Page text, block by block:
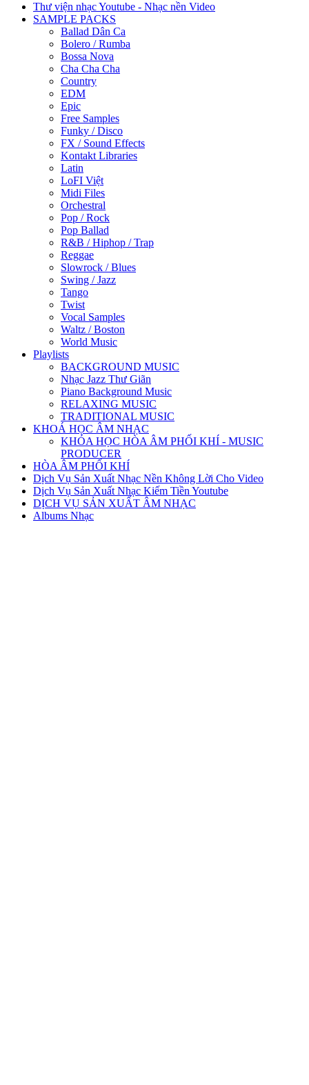
Thư viện nhạc Youtube - Nhạc nền Video
SAMPLE PACKS
Ballad Dân Ca
Bolero / Rumba
Bossa Nova
Cha Cha Cha
Country
EDM
Epic
Free Samples
Funky / Disco
FX / Sound Effects
Kontakt Libraries
Latin
LoFI Việt
Midi Files
Orchestral
Pop / Rock
Pop Ballad
R&B / Hiphop / Trap
Reggae
Slowrock / Blues
Swing / Jazz
Tango
Twist
Vocal Samples
Waltz / Boston
World Music
Playlists
BACKGROUND MUSIC
Nhạc Jazz Thư Giãn
Piano Background Music
RELAXING MUSIC
TRADITIONAL MUSIC
KHOÁ HỌC ÂM NHẠC
KHÓA HỌC HÒA ÂM PHỐI KHÍ - MUSIC
PRODUCER
HÒA ÂM PHỐI KHÍ
Dịch Vụ Sản Xuất Nhạc Nền Không Lời Cho Video
Dịch Vụ Sản Xuất Nhạc Kiếm Tiền Youtube
DỊCH VỤ SẢN XUẤT ÂM NHẠC
Albums Nhạc